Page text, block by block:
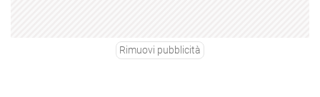
Rimuovi pubblicità